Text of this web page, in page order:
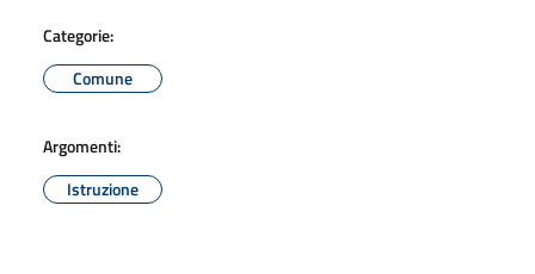
Categorie:
Comune
Argomenti:
Istruzione